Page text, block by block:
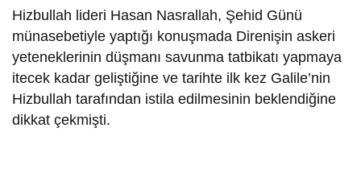
Hizbullah lideri Hasan Nasrallah, Şehid Günü
münasebetiyle yaptığı konuşmada Direnişin askeri
yeteneklerinin düşmanı savunma tatbikatı yapmaya
itecek kadar geliştiğine ve tarihte ilk kez Galile’nin
Hizbullah tarafından istila edilmesinin beklendiğine
dikkat çekmişti.